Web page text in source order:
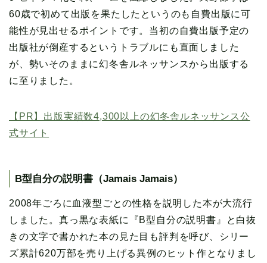
60歳で初めて出版を果たしたというのも自費出版に可
能性が見出せるポイントです。当初の自費出版予定の
出版社が倒産するというトラブルにも直面しました
が、勢いそのままに幻冬舎ルネッサンスから出版する
に至りました。
【PR】出版実績数4,300以上の幻冬舎ルネッサンス公
式サイト
B型自分の説明書（Jamais Jamais）
2008年ごろに血液型ごとの性格を説明した本が大流行
しました。真っ黒な表紙に『B型自分の説明書』と白抜
きの文字で書かれた本の見た目も評判を呼び、シリー
ズ累計620万部を売り上げる異例のヒット作となりまし